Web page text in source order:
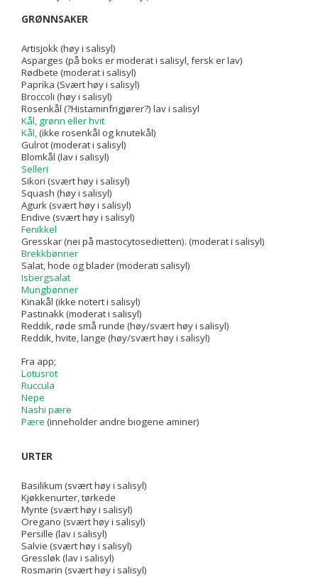
GRØNNSAKER
Artisjokk (høy i salisyl)
Asparges (på boks er moderat i salisyl, fersk er lav)
Rødbete (moderat i salisyl)
Paprika (Svært høy i salisyl)
Broccoli (høy i salisyl)
Rosenkål (?Histaminfrigjører?) lav i salisyl
Kål, grønn eller hvit
Kål,(ikke rosenkål og knutekål)
Gulrot (moderat i salisyl)
Blomkål (lav i salisyl)
Selleri
Sikori (svært høy i salisyl)
Squash (høy i salisyl)
Agurk (svært høy i salisyl)
Endive (svært høy i salisyl)
Fenikkel
Gresskar (nei på mastocytosedietten). (moderat i salisyl)
Brekkbønner
Salat, hode og blader (moderati salisyl)
Isbergsalat
Mungbønner
Kinakål (ikke notert i salisyl)
Pastinakk (moderat i salisyl)
Reddik, røde små runde (høy/svært høy i salisyl)
Reddik, hvite, lange (høy/svært høy i salisyl)
Fra app;
Lotusrot
Ruccula
Nepe
Nashi pære
Pære (inneholder andre biogene aminer)
URTER
Basilikum (svært høy i salisyl)
Kjøkkenurter, tørkede
Mynte (svært høy i salisyl)
Oregano (svært høy i salisyl)
Persille (lav i salisyl)
Salvie (svært høy i salisyl)
Gressløk (lav i salisyl)
Rosmarin (svært høy i salisyl)